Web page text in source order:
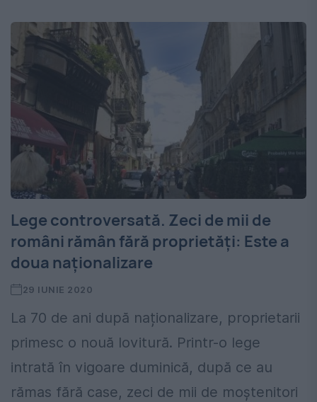
Lege controversată. Zeci de mii de
români rămân fără proprietăți: Este a
doua naționalizare
29 IUNIE 2020
La 70 de ani după naționalizare, proprietarii
primesc o nouă lovitură. Printr-o lege
intrată în vigoare duminică, după ce au
rămas fără case, zeci de mii de moștenitori